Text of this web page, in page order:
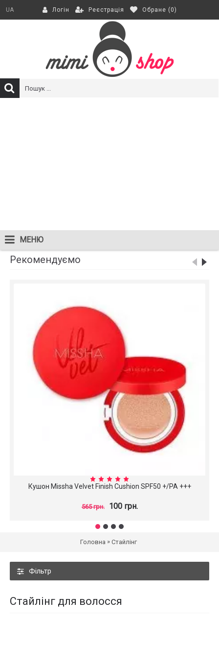
UA Логін Реєстрація Обране (0)
МЕНЮ
Рекомендуємо
Кушон Missha Velvet Finish Cushion SPF50 +/PA +++
565 грн. 100 грн.
Головна » Стайлінг
Фільтр
Стайлінг для волосся